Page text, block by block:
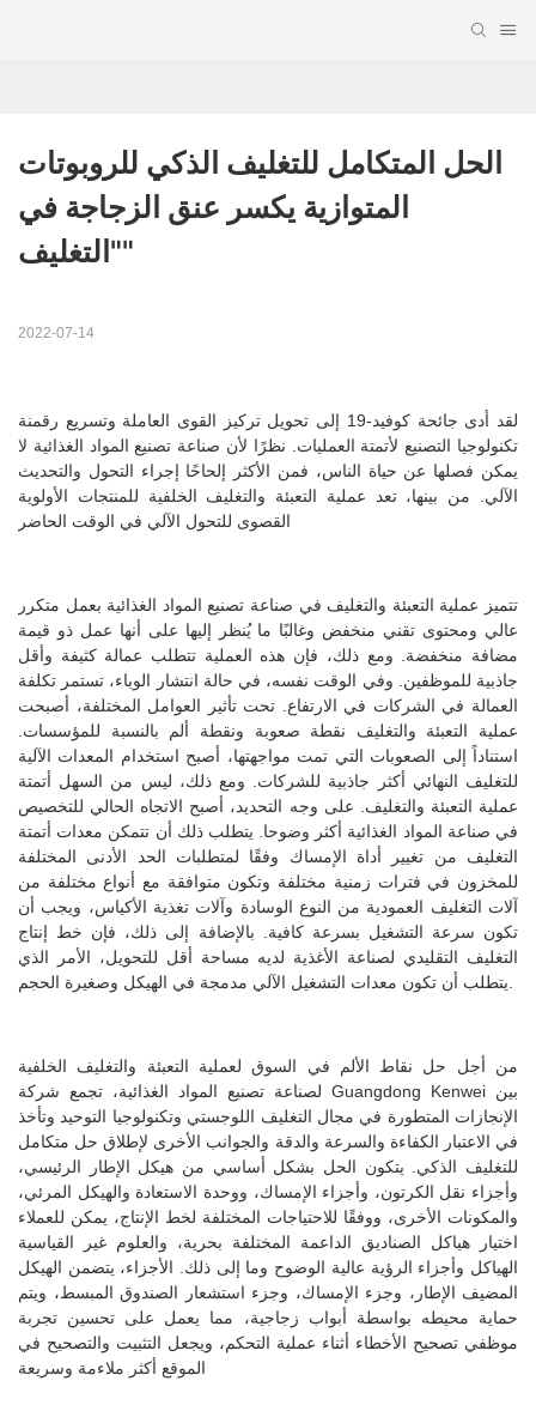
الحل المتكامل للتغليف الذكي للروبوتات
المتوازية يكسر عنق الزجاجة في
"التغليف"
2022-07-14
لقد أدى جائحة كوفيد-19 إلى تحويل تركيز القوى العاملة وتسريع رقمنة
تكنولوجيا التصنيع لأتمتة العمليات. نظرًا لأن صناعة تصنيع المواد الغذائية لا
يمكن فصلها عن حياة الناس، فمن الأكثر إلحاحًا إجراء التحول والتحديث
الآلي. من بينها، تعد عملية التعبئة والتغليف الخلفية للمنتجات الأولوية
تتميز عملية التعبئة والتغليف في صناعة تصنيع المواد الغذائية بعمل متكرر
عالي ومحتوى تقني منخفض وغالبًا ما يُنظر إليها على أنها عمل ذو قيمة
مضافة منخفضة. ومع ذلك، فإن هذه العملية تتطلب عمالة كثيفة وأقل
جاذبية للموظفين. وفي الوقت نفسه، في حالة انتشار الوباء، تستمر تكلفة
العمالة في الشركات في الارتفاع. تحت تأثير العوامل المختلفة، أصبحت
عملية التعبئة والتغليف نقطة صعوبة ونقطة ألم بالنسبة للمؤسسات.
استناداً إلى الصعوبات التي تمت مواجهتها، أصبح استخدام المعدات الآلية
للتغليف النهائي أكثر جاذبية للشركات. ومع ذلك، ليس من السهل أتمتة
عملية التعبئة والتغليف. على وجه التحديد، أصبح الاتجاه الحالي للتخصيص
في صناعة المواد الغذائية أكثر وضوحا. يتطلب ذلك أن تتمكن معدات أتمتة
التغليف من تغيير أداة الإمساك وفقًا لمتطلبات الحد الأدنى المختلفة
للمخزون في فترات زمنية مختلفة وتكون متوافقة مع أنواع مختلفة من
آلات التغليف العمودية من النوع الوسادة وآلات تغذية الأكياس، ويجب أن
تكون سرعة التشغيل بسرعة كافية. بالإضافة إلى ذلك، فإن خط إنتاج
التغليف التقليدي لصناعة الأغذية لديه مساحة أقل للتحويل، الأمر الذي
يتطلب أن تكون معدات التشغيل الآلي مدمجة في الهيكل وصغيرة الحجم.
من أجل حل نقاط الألم في السوق لعملية التعبئة والتغليف الخلفية
لصناعة تصنيع المواد الغذائية، تجمع شركة Guangdong Kenwei بين
الإنجازات المتطورة في مجال التغليف اللوجستي وتكنولوجيا التوحيد وتأخذ
في الاعتبار الكفاءة والسرعة والدقة والجوانب الأخرى لإطلاق حل متكامل
للتغليف الذكي. يتكون الحل بشكل أساسي من هيكل الإطار الرئيسي،
وأجزاء نقل الكرتون، وأجزاء الإمساك، ووحدة الاستعادة والهيكل المرئي،
والمكونات الأخرى، ووفقًا للاحتياجات المختلفة لخط الإنتاج، يمكن للعملاء
اختيار هياكل الصناديق الداعمة المختلفة بحرية، والعلوم غير القياسية
الهياكل وأجزاء الرؤية عالية الوضوح وما إلى ذلك. الأجزاء، يتضمن الهيكل
المضيف الإطار، وجزء الإمساك، وجزء استشعار الصندوق المبسط، ويتم
حماية محيطه بواسطة أبواب زجاجية، مما يعمل على تحسين تجربة
موظفي تصحيح الأخطاء أثناء عملية التحكم، ويجعل التثبيت والتصحيح في